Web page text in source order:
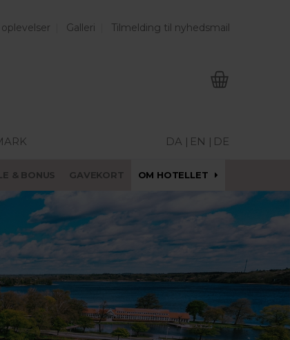
Galleri Tilmelding til nyhedsmail
DA | EN | DE
& BONUS GAVEKORT OM HOTELLET